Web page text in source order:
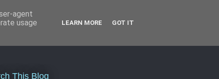
This Blog
agent
usage
LEARN MORE GOT IT